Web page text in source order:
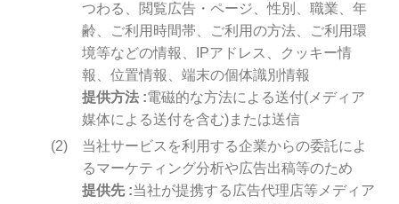
つわる、閲覧広告・ページ、性別、職業、年
齢、ご利用時間帯、ご利用の方法、ご利用環
境等などの情報、IPアドレス、クッキー情
報、位置情報、端末の個体識別情報
提供方法 電磁的な方法による送付(メディア
媒体による送付を含む)または送信
当社サービスを利用する企業からの委託によ
るマーケティング分析や広告出稿等のため
提供先 当社が提携する広告代理店等メディア